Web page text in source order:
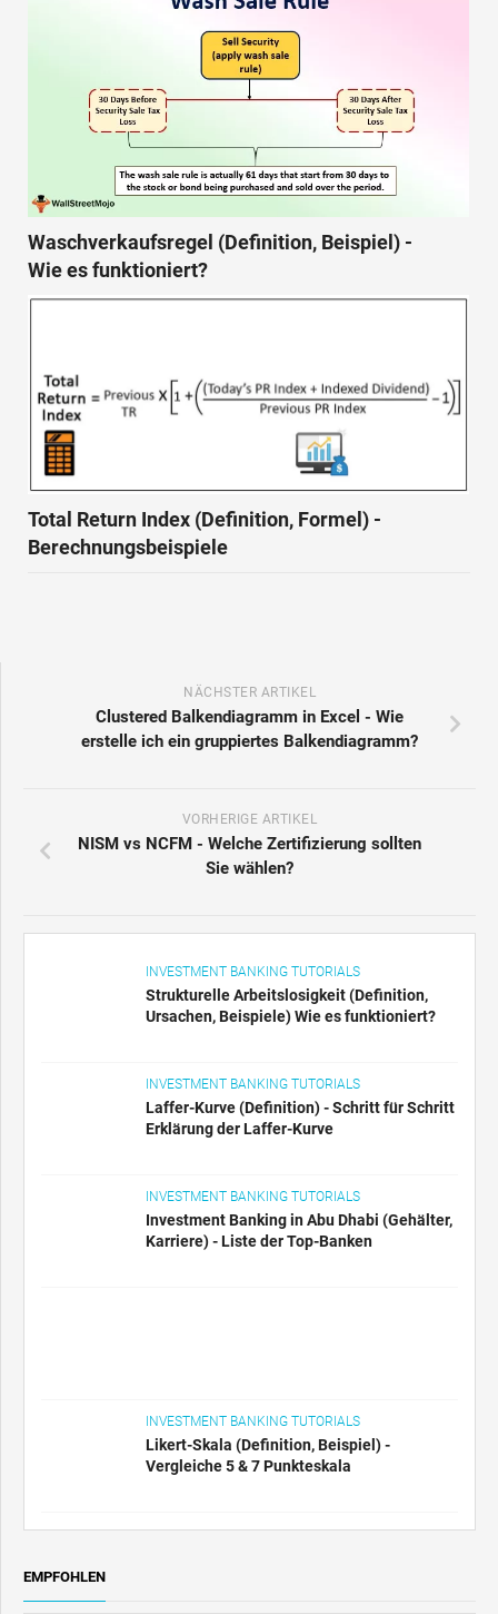
Waschverkaufsregel (Definition, Beispiel) -
Wie es funktioniert?
Total Return Index (Definition, Formel) -
Berechnungsbeispiele
NÄCHSTER ARTIKEL
Clustered Balkendiagramm in Excel - Wie
erstelle ich ein gruppiertes Balkendiagramm?
VORHERIGE ARTIKEL
NISM vs NCFM - Welche Zertifizierung sollten
Sie wählen?
INVESTMENT BANKING TUTORIALS
Strukturelle Arbeitslosigkeit (Definition,
Ursachen, Beispiele) Wie es funktioniert?
INVESTMENT BANKING TUTORIALS
Laffer-Kurve (Definition) - Schritt für Schritt
Erklärung der Laffer-Kurve
INVESTMENT BANKING TUTORIALS
Investment Banking in Abu Dhabi (Gehälter,
Karriere) - Liste der Top-Banken
INVESTMENT BANKING TUTORIALS
Likert-Skala (Definition, Beispiel) -
Vergleiche 5 & 7 Punkteskala
EMPFOHLEN